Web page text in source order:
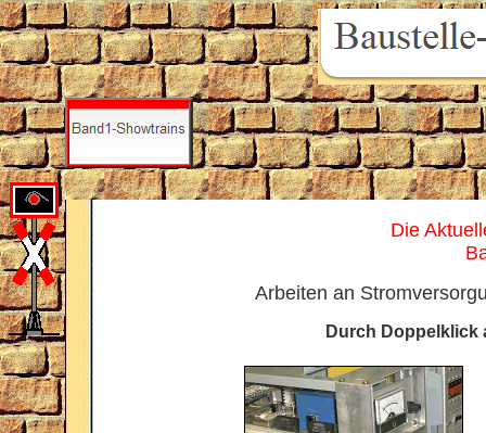
Die
Arbeiten an
Durch Doppelklick